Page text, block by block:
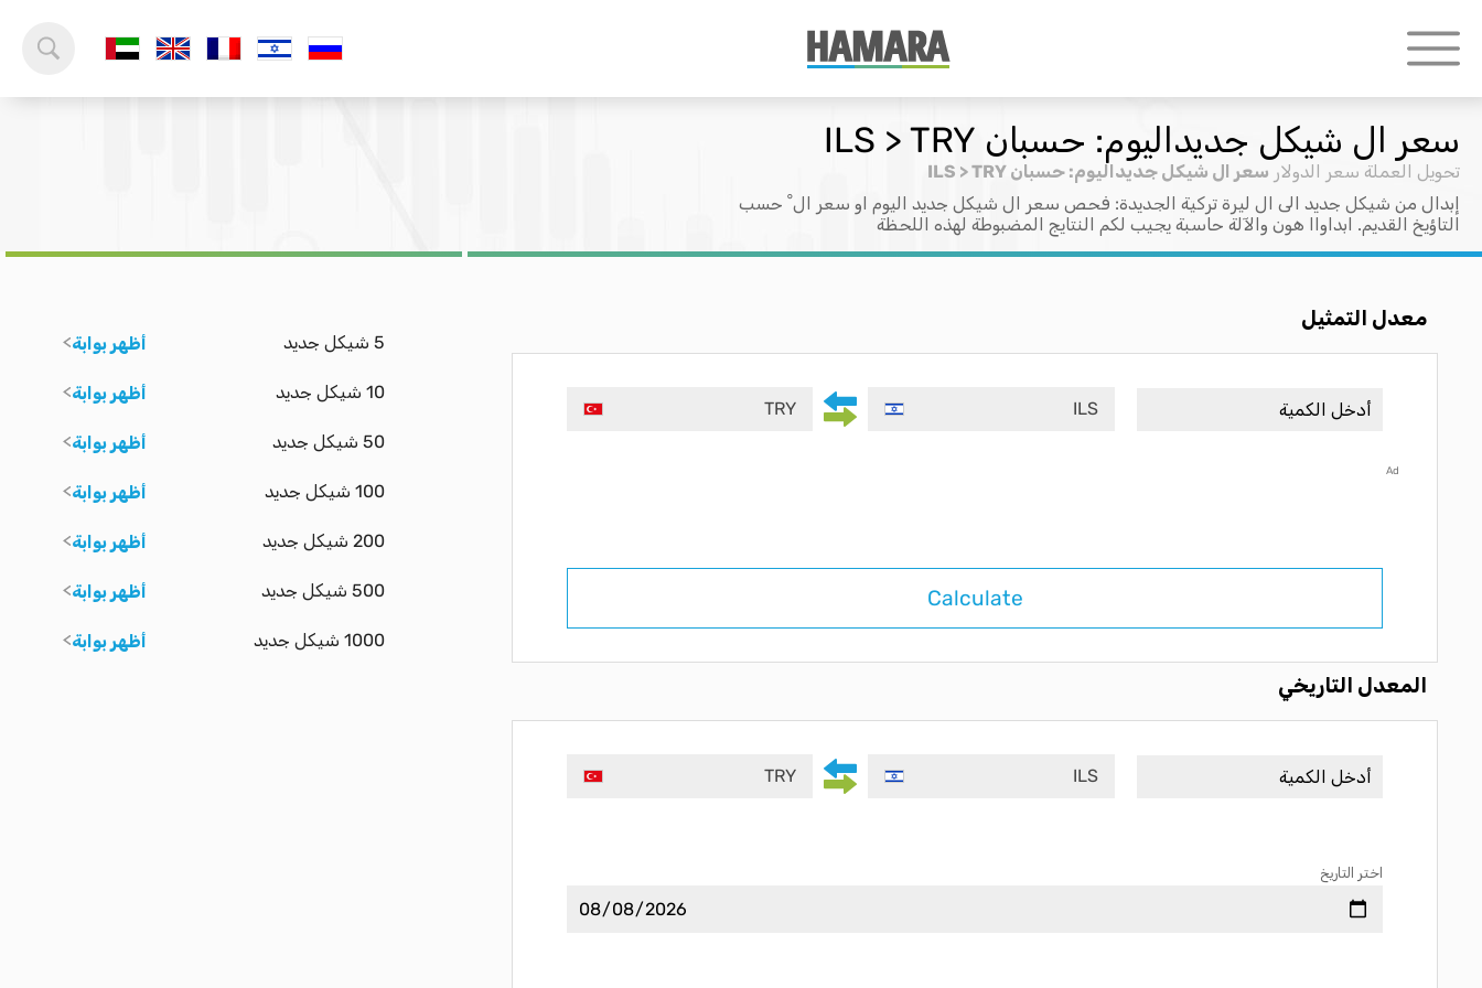
سعر ال شيكل جديداليوم: حسبان ILS > TRY
تحويل العملة سعر الدولار سعر ال شيكل جديداليوم: حسبان ILS > TRY
إبدال من شيكل جديد الى ال ليرة تركية الجديدة: فحص سعر ال شيكل جديد اليوم او سعر ال ْ حسب
التاؤيخ القديم. ابداواا هون والآلة حاسبة يجيب لكم النتايج المضبوطة لهذه اللحظة
معدل التمثيل
ILS
TRY
Ad
Calculate
المعدل التاريخي
ILS
TRY
اختر التاريخ
5 شيكل جديد أظهر بوابة
10 شيكل جديد أظهر بوابة
50 شيكل جديد أظهر بوابة
100 شيكل جديد أظهر بوابة
200 شيكل جديد أظهر بوابة
500 شيكل جديد أظهر بوابة
1000 شيكل جديد أظهر بوابة